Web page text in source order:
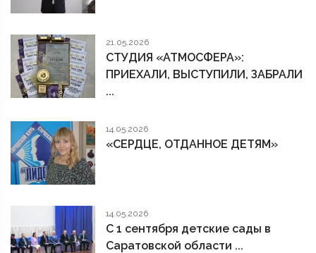
21.05.2026
СТУДИЯ «АТМОСФЕРА»:
ПРИЕХАЛИ, ВЫСТУПИЛИ, ЗАБРАЛИ
...
14.05.2026
«СЕРДЦЕ, ОТДАННОЕ ДЕТЯМ»
14.05.2026
С 1 сентября детские сады в
Саратовской области ...